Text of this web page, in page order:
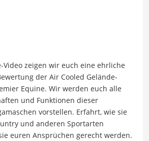
Video zeigen wir euch eine ehrliche
der Air Cooled Gelände-
Equine. Wir werden euch alle
und Funktionen dieser
vorstellen. Erfahrt, wie sie
und anderen Sportarten
euren Ansprüchen gerecht werden.